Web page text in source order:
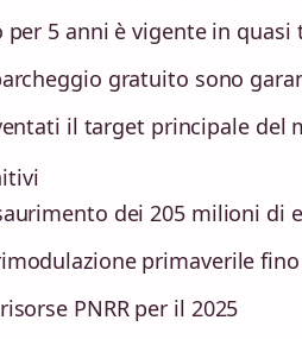
per 5 anni è vigente in
parcheggio gratuito sono
il target principale del
dei 205 milioni di
primaverile
PNRR per il 2025